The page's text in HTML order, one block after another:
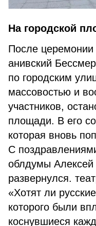
На городской
После церемонии
анивский
по городским
массовостью и
участников,
площади. В его
которая вновь
С
облдумы
развернулся.
«Хотят ли
которого были
коснувшиеся